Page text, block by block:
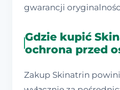
gwarancji
Gdzie kupić
ochrona przed
Zakup Skinatrin